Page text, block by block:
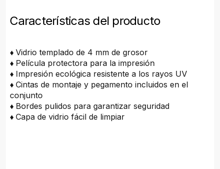
Características del producto
♦Vidrio templado de 4 mm de grosor
♦ Película protectora para la impresión
♦ Impresión ecológica resistente a los rayos UV
♦Cintas de montaje y pegamento incluidos en el
conjunto
♦ Bordes pulidos para garantizar seguridad
♦Capa de vidrio fácil de limpiar